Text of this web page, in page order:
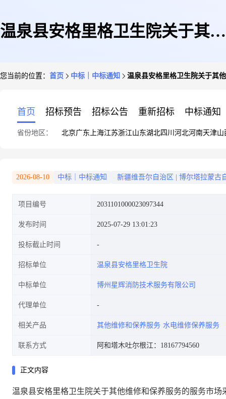
温泉县安格里格卫生院关于其他
您当前的位置： 首页 中标｜中标通知 温泉县安格里格卫生院关于其
首页 招标预告 招标公告 重新招标 中标通知
省份地区： 北京广东 上海江苏浙江山东湖北四川 河北河南天津山
2026-08-10 中标｜中标通知 新疆维吾尔自治区 博尔塔拉蒙古
项目编号 2031101000023097344
发布时间 2025-07-29 13:01:23
投标截止时间
招标单位 温泉县安格里格卫生院
中标单位 博州星辉消防技术服务有限公司
代理单位
相关产品 其他维修和保养服务 水电维修保养服务
联系方式 阿和塔木吐尔根江：18167794560
正文内容
温泉县安格里格卫生院关于其他维修和保养服务的服务市场